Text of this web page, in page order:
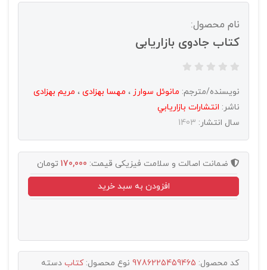
نام محصول:
کتاب جادوی بازاریابی
نویسنده/مترجم: مانوئل سوارز ، مهسا بهزادی ، مریم بهزادی
ناشر: انتشارات بازاريابي
سال انتشار: 1403
ضمانت اصالت و سلامت فیزیکی قیمت: 170,000 تومان
افزودن به سبد خرید
کد محصول: 9786225459465 نوع محصول:کتاب دسته